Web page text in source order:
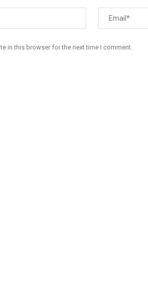
in this browser for the next time I comment.